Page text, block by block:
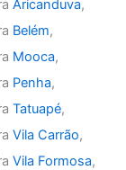
Aricanduva,
Belém,
Mooca,
Penha,
Tatuapé,
Vila Carrão,
Vila Formosa,